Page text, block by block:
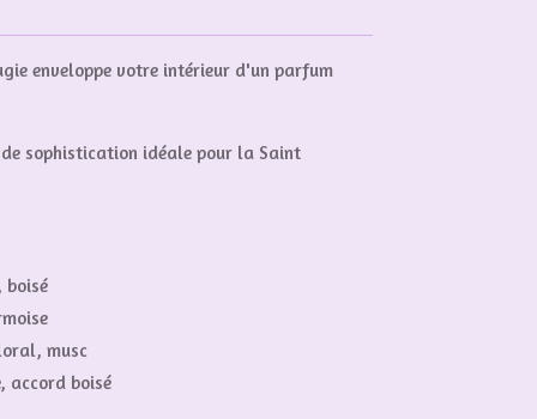
enveloppe votre intérieur d'un parfum
sophistication idéale pour la Saint
boisé
musc
accord boisé